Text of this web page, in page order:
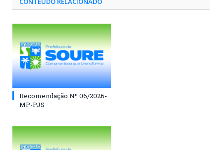
Recomendação Nº 06/2026-
MP-PJS